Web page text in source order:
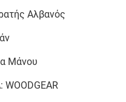
Αλβανός
Μάνου